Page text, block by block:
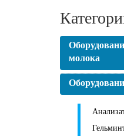
молока